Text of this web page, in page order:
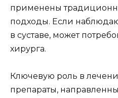
применены
подходы. Если
в суставе, может
хирурга.
Ключевую роль в
препараты,